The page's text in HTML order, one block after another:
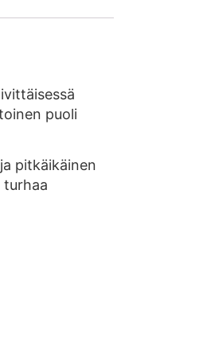
puoli
pitkäikäinen
turhaa